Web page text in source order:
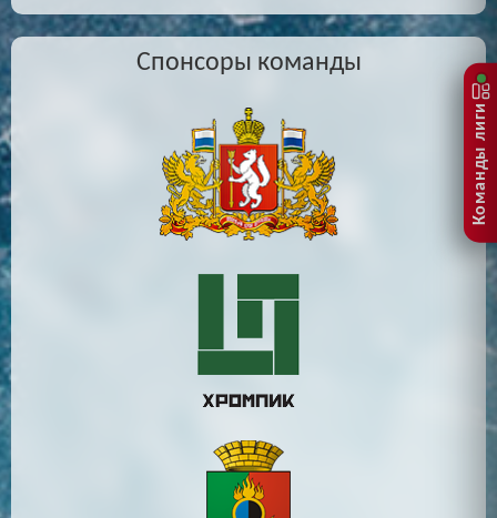
Спонсоры команды
Команды лиги